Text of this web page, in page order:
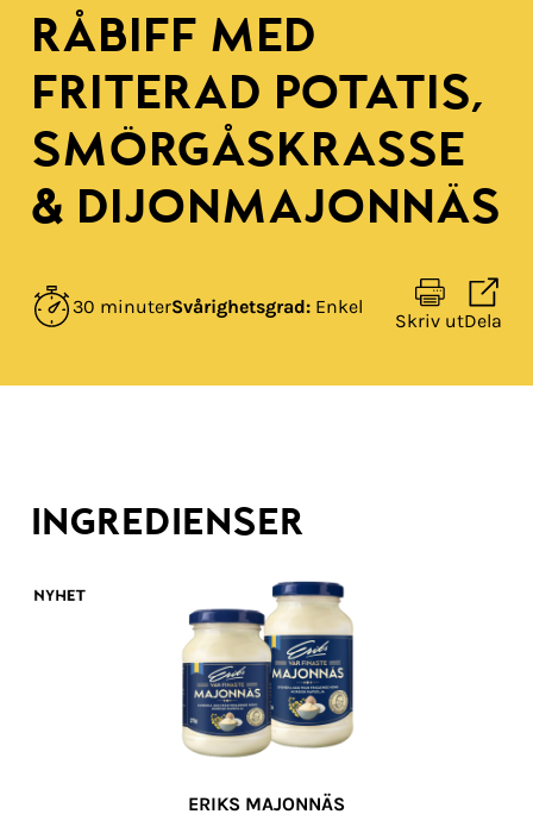
RÅBIFF MED
FRITERAD POTATIS,
SMÖRGÅSKRASSE
& DIJONMAJONNÄS
30 minuterSvårighetsgrad: Enkel
Skriv utDela
INGREDIENSER
ERIKS MAJONNÄS